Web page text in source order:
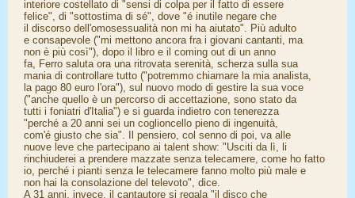
interiore costellato di "sensi di colpa per il fatto di essere
felice", di "sottostima di sé", dove "é inutile negare che
il discorso dell'omosessualità non mi ha aiutato". Più adulto
e consapevole ("mi mettono ancora fra i giovani cantanti, ma
non è più così"), dopo il libro e il coming out di un anno
fa, Ferro saluta ora una ritrovata serenità, scherza sulla sua
mania di controllare tutto ("potremmo chiamare la mia analista,
la pago 80 euro l'ora"), sul nuovo modo di gestire la sua voce
("anche quello è un percorso di accettazione, sono stato da
tutti i foniatri d'Italia") e si guarda indietro con tenerezza
"perché a 20 anni sei un coglioncello pieno di ingenuità,
com'é giusto che sia". Il pensiero, col senno di poi, va alle
nuove leve che partecipano ai talent show: "Usciti da lì, li
rinchiuderei a prendere mazzate senza telecamere, come ho fatto
io, perché i pianti senza le telecamere fanno molto più male e
non hai la consolazione del televoto", dice.
A 31 anni, invece, il cantautore si regala "il disco che